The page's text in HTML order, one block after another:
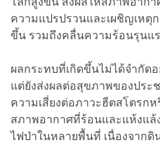
ความแปรปรวนและเผชิญเห
ขึ้น รวมถึงคลื่นความร้อนรุนแ
ผลกระทบที่เกิดขึ้นไม่ได้จำกัด
แต่ยังส่งผลต่อสุขภาพของประ
ความเสี่ยงต่อภาวะฮีตสโตรก
สภาพอากาศที่ร้อนและแห้งแล้
ไฟป่าในหลายพื้นที่ เนื่องจาก